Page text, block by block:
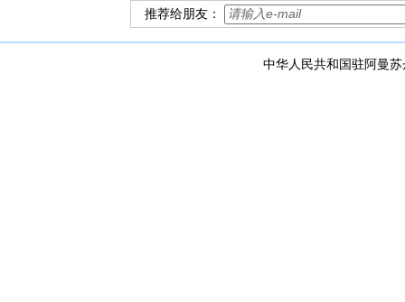
推荐给朋友：
中华人民共和国驻阿曼